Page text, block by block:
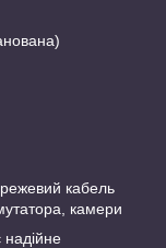
кабель
камери
надійне